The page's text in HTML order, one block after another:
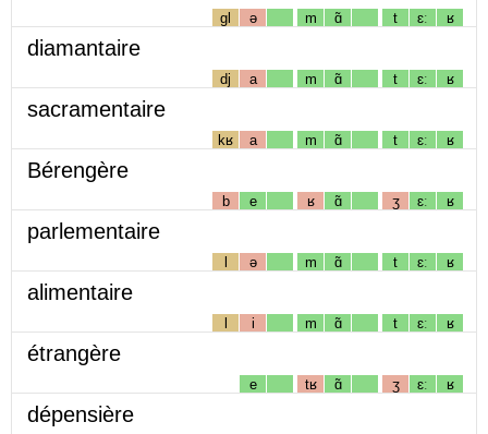
gl ə m ɑ̃ t ɛː ʁ
diamantaire
dj a m ɑ̃ t ɛː ʁ
sacramentaire
kʁ a m ɑ̃ t ɛː ʁ
Bérengère
b e ʁ ɑ̃ ʒ ɛː ʁ
parlementaire
l ə m ɑ̃ t ɛː ʁ
alimentaire
l i m ɑ̃ t ɛː ʁ
étrangère
e tʁ ɑ̃ ʒ ɛː ʁ
dépensière